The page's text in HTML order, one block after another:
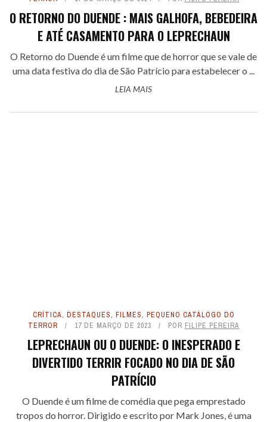
O RETORNO DO DUENDE : MAIS GALHOFA, BEBEDEIRA
E ATÉ CASAMENTO PARA O LEPRECHAUN
O Retorno do Duende é um filme que de horror que se vale de
uma data festiva do dia de São Patrício para estabelecer o ...
LEIA MAIS
CRÍTICA, DESTAQUES, FILMES, PEQUENO CATÁLOGO DO
TERROR
17 DE MARÇO DE 2023 POR FILIPE PEREIRA
LEPRECHAUN OU O DUENDE: O INESPERADO E
DIVERTIDO TERRIR FOCADO NO DIA DE SÃO
PATRÍCIO
O Duende é um filme de comédia que pega emprestado
tropos do horror. Dirigido e escrito por Mark Jones, é uma